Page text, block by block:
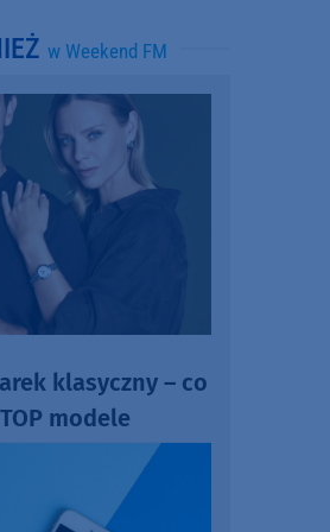
w Weekend FM
klasyczny – co
modele